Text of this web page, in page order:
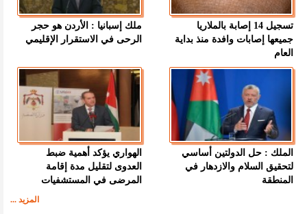
تسجيل 14 إصابة بالملاريا
جميعها إصابات وافدة منذ بداية
العام
ملك إسبانيا : الأردن هو حجر
الرحى في الاستقرار الإقليمي
الملك : حل الدولتين أساسي
لتحقيق السلام والازدهار في
المنطقة
الهواري يؤكد أهمية ضبط
العدوى لتقليل مدة إقامة
المرضى في المستشفيات
المزيد ...